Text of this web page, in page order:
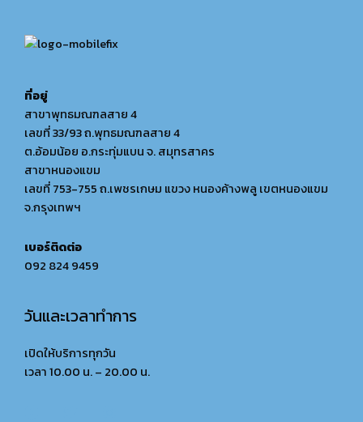
ที่อยู่
สาขาพุทธมณฑลสาย 4
เลขที่ 33/93 ถ.พุทธมณฑลสาย 4
ต.อ้อมน้อย อ.กระทุ่มแบน จ. สมุทรสาคร
สาขาหนองแขม
เลขที่ 753-755 ถ.เพชรเกษม แขวง หนองค้างพลู เขตหนองแขม
จ.กรุงเทพฯ
เบอร์ติดต่อ
092 824 9459
วันและเวลาทำการ
เปิดให้บริการทุกวัน
เวลา 10.00 น. – 20.00 น.